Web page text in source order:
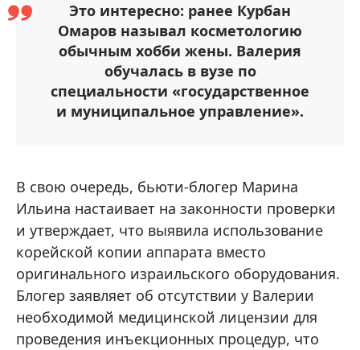
Это интересно: ранее Курбан
Омаров называл косметологию
обычным хобби жены. Валерия
обучалась в вузе по
специальности «государственное
и муниципальное управление».
В свою очередь, бьюти-блогер Марина
Ильина настаивает на законности проверки
и утверждает, что выявила использование
корейской копии аппарата вместо
оригинального израильского оборудования.
Блогер заявляет об отсутствии у Валерии
необходимой медицинской лицензии для
проведения инъекционных процедур, что